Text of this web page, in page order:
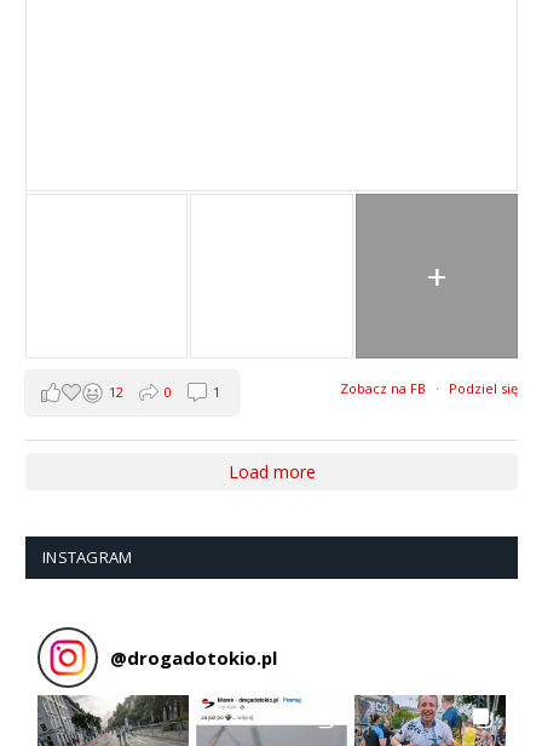
+
Zobacz na FB · Podziel się
12 0 1
Load more
INSTAGRAM
@drogadotokio.pl